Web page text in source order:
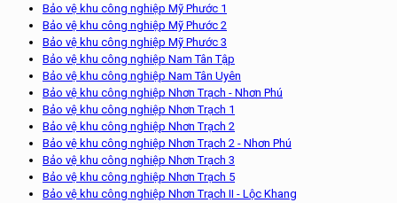
Bảo vệ khu công nghiệp Mỹ Phước 1
Bảo vệ khu công nghiệp Mỹ Phước 2
Bảo vệ khu công nghiệp Mỹ Phước 3
Bảo vệ khu công nghiệp Nam Tân Tập
Bảo vệ khu công nghiệp Nam Tân Uyên
Bảo vệ khu công nghiệp Nhơn Trạch - Nhơn Phú
Bảo vệ khu công nghiệp Nhơn Trạch 1
Bảo vệ khu công nghiệp Nhơn Trạch 2
Bảo vệ khu công nghiệp Nhơn Trạch 2 - Nhơn Phú
Bảo vệ khu công nghiệp Nhơn Trạch 3
Bảo vệ khu công nghiệp Nhơn Trạch 5
Bảo vệ khu công nghiệp Nhơn Trạch II - Lộc Khang